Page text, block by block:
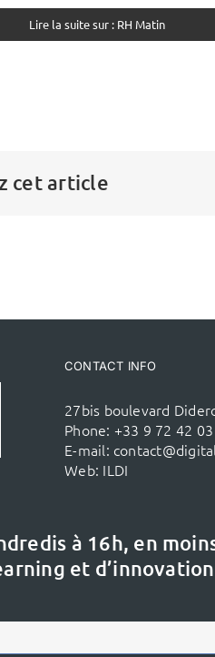
Lire la suite sur : RH Matin
cet article
CONTACT INFO
27bis boulevard
Phone: +33 9 72 42 03
E-mail:
Web: ILDI
à 16h, en
et